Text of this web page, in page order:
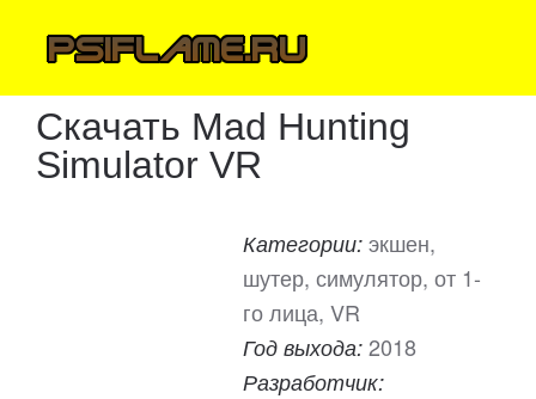
Скачать Mad Hunting
Simulator VR
Категории: экшен,
шутер, симулятор, от 1-
го лица, VR
Год выхода: 2018
Разработчик: